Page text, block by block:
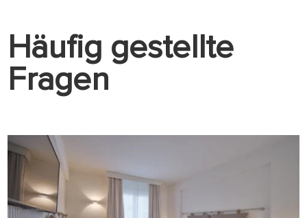
Häufig gestellte
Fragen